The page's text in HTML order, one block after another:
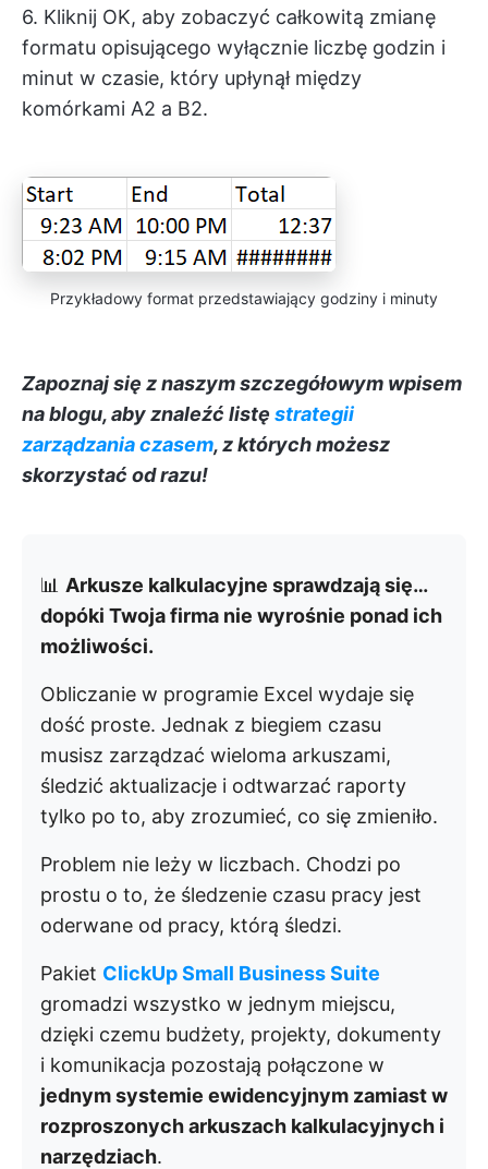
6. Kliknij OK, aby zobaczyć całkowitą zmianę
formatu opisującego wyłącznie liczbę godzin i
minut w czasie, który upłynął między
komórkami A2 a B2.
Przykładowy format przedstawiający godziny i minuty
Zapoznaj się z naszym szczegółowym wpisem
na blogu, aby znaleźć listę strategii
zarządzania czasem, z których możesz
skorzystać od razu!
📊 Arkusze kalkulacyjne sprawdzają się…
dopóki Twoja firma nie wyrośnie ponad ich
możliwości.
Obliczanie w programie Excel wydaje się
dość proste. Jednak z biegiem czasu
musisz zarządzać wieloma arkuszami,
śledzić aktualizacje i odtwarzać raporty
tylko po to, aby zrozumieć, co się zmieniło.
Problem nie leży w liczbach. Chodzi po
prostu o to, że śledzenie czasu pracy jest
oderwane od pracy, którą śledzi.
Pakiet ClickUp Small Business Suite
gromadzi wszystko w jednym miejscu,
dzięki czemu budżety, projekty, dokumenty
i komunikacja pozostają połączone w
jednym systemie ewidencyjnym zamiast w
rozproszonych arkuszach kalkulacyjnych i
narzędziach.